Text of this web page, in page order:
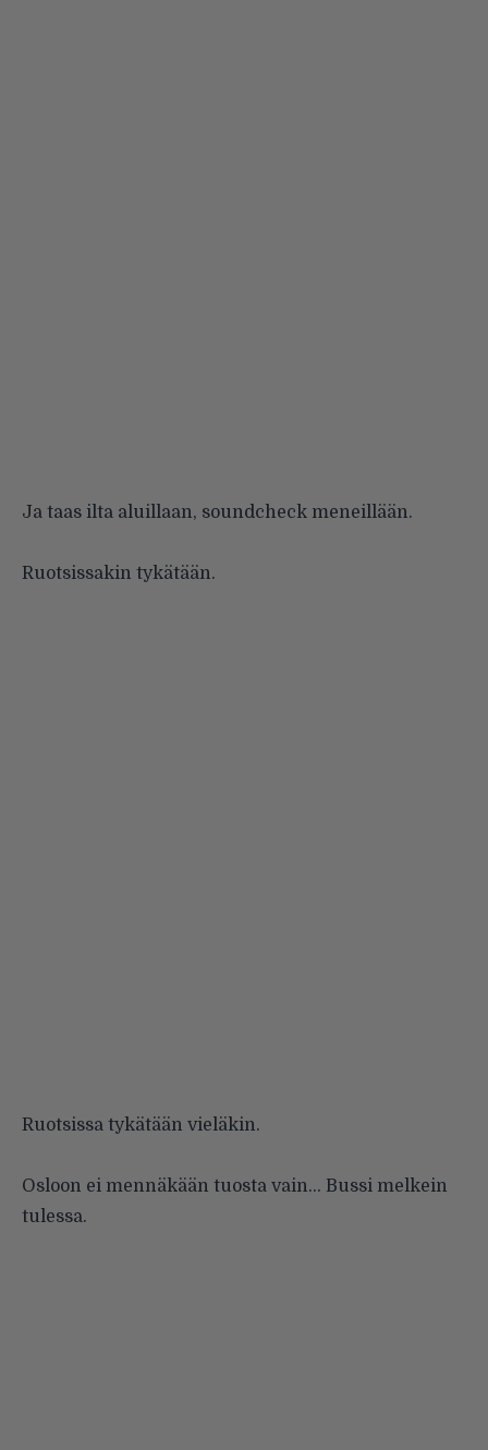
Ja taas ilta aluillaan, soundcheck meneillään.
Ruotsissakin tykätään.
Ruotsissa tykätään vieläkin.
Osloon ei mennäkään tuosta vain… Bussi melkein
tulessa.